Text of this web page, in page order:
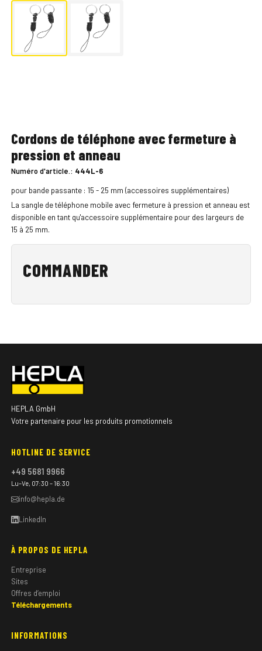
Cordons de téléphone avec fermeture à
pression et anneau
Numéro d'article.: 444L-6
pour bande passante : 15 - 25 mm (accessoires supplémentaires)
La sangle de téléphone mobile avec fermeture à pression et anneau est
disponible en tant qu'accessoire supplémentaire pour des largeurs de
15 à 25 mm.
COMMANDER
HEPLA GmbH
Votre partenaire pour les produits promotionnels
HOTLINE DE SERVICE
+49 5681 9966
Lu–Ve, 07:30 – 16:30
info@hepla.de
LinkedIn
À PROPOS DE HEPLA
Entreprise
Sites
Offres d’emploi
Téléchargements
INFORMATIONS